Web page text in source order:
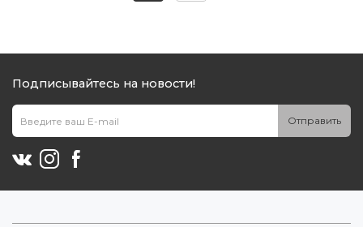
Подписывайтесь на новости!
Отправить